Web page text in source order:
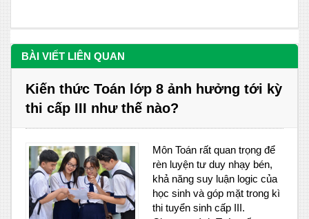
BÀI VIẾT LIÊN QUAN
Kiến thức Toán lớp 8 ảnh hưởng tới kỳ
thi cấp III như thế nào?
Môn Toán rất quan trọng để
rèn luyện tư duy nhạy bén,
khả năng suy luận logic của
học sinh và góp mặt trong kì
thi tuyển sinh cấp III.